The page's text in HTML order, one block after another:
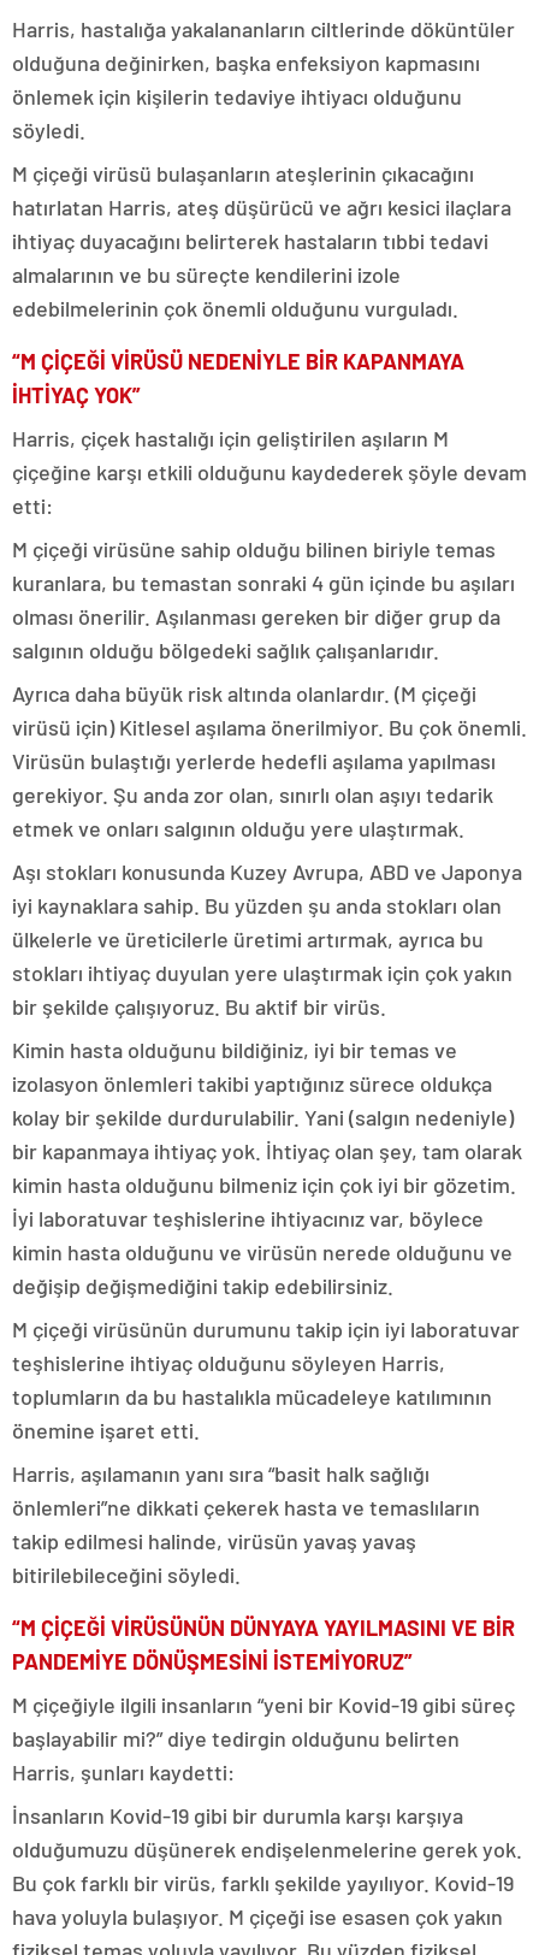
Harris, hastalığa yakalananların ciltlerinde döküntüler
olduğuna değinirken, başka enfeksiyon kapmasını
önlemek için kişilerin tedaviye ihtiyacı olduğunu
söyledi.
M çiçeği virüsü bulaşanların ateşlerinin çıkacağını
hatırlatan Harris, ateş düşürücü ve ağrı kesici ilaçlara
ihtiyaç duyacağını belirterek hastaların tıbbi tedavi
almalarının ve bu süreçte kendilerini izole
edebilmelerinin çok önemli olduğunu vurguladı.
“M ÇİÇEĞİ VİRÜSÜ NEDENİYLE BİR KAPANMAYA
İHTİYAÇ YOK”
Harris, çiçek hastalığı için geliştirilen aşıların M
çiçeğine karşı etkili olduğunu kaydederek şöyle devam
etti:
M çiçeği virüsüne sahip olduğu bilinen biriyle temas
kuranlara, bu temastan sonraki 4 gün içinde bu aşıları
olması önerilir. Aşılanması gereken bir diğer grup da
salgının olduğu bölgedeki sağlık çalışanlarıdır.
Ayrıca daha büyük risk altında olanlardır. (M çiçeği
virüsü için) Kitlesel aşılama önerilmiyor. Bu çok önemli.
Virüsün bulaştığı yerlerde hedefli aşılama yapılması
gerekiyor. Şu anda zor olan, sınırlı olan aşıyı tedarik
etmek ve onları salgının olduğu yere ulaştırmak.
Aşı stokları konusunda Kuzey Avrupa, ABD ve Japonya
iyi kaynaklara sahip. Bu yüzden şu anda stokları olan
ülkelerle ve üreticilerle üretimi artırmak, ayrıca bu
stokları ihtiyaç duyulan yere ulaştırmak için çok yakın
bir şekilde çalışıyoruz. Bu aktif bir virüs.
Kimin hasta olduğunu bildiğiniz, iyi bir temas ve
izolasyon önlemleri takibi yaptığınız sürece oldukça
kolay bir şekilde durdurulabilir. Yani (salgın nedeniyle)
bir kapanmaya ihtiyaç yok. İhtiyaç olan şey, tam olarak
kimin hasta olduğunu bilmeniz için çok iyi bir gözetim.
İyi laboratuvar teşhislerine ihtiyacınız var, böylece
kimin hasta olduğunu ve virüsün nerede olduğunu ve
değişip değişmediğini takip edebilirsiniz.
M çiçeği virüsünün durumunu takip için iyi laboratuvar
teşhislerine ihtiyaç olduğunu söyleyen Harris,
toplumların da bu hastalıkla mücadeleye katılımının
önemine işaret etti.
Harris, aşılamanın yanı sıra “basit halk sağlığı
önlemleri”ne dikkati çekerek hasta ve temaslıların
takip edilmesi halinde, virüsün yavaş yavaş
bitirilebileceğini söyledi.
“M ÇİÇEĞİ VİRÜSÜNÜN DÜNYAYA YAYILMASINI VE BİR
PANDEMİYE DÖNÜŞMESİNİ İSTEMİYORUZ”
M çiçeğiyle ilgili insanların “yeni bir Kovid-19 gibi süreç
başlayabilir mi?” diye tedirgin olduğunu belirten
Harris, şunları kaydetti:
İnsanların Kovid-19 gibi bir durumla karşı karşıya
olduğumuzu düşünerek endişelenmelerine gerek yok.
Bu çok farklı bir virüs, farklı şekilde yayılıyor. Kovid-19
hava yoluyla bulaşıyor. M çiçeği ise esasen çok yakın
fiziksel temas yoluyla yayılıyor. Bu yüzden fiziksel